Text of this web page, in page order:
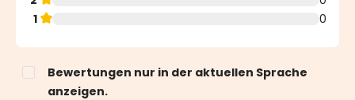
1
0
Bewertungen nur in der aktuellen Sprache
anzeigen.